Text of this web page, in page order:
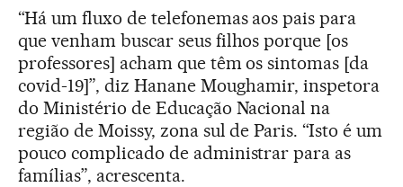
“Há um fluxo de telefonemas aos pais para
que venham buscar seus filhos porque [os
professores] acham que têm os sintomas [da
covid-19]”, diz Hanane Moughamir, inspetora
do Ministério de Educação Nacional na
região de Moissy, zona sul de Paris. “Isto é um
pouco complicado de administrar para as
famílias”, acrescenta.